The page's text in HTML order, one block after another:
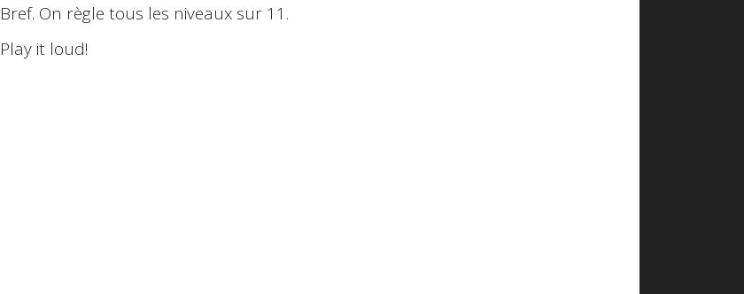
Bref. On règle tous les niveaux sur 11.
Play it loud!